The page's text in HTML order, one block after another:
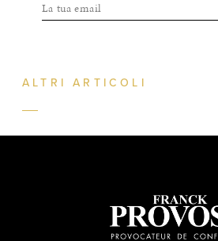
La tua email
ALTRI ARTICOLI